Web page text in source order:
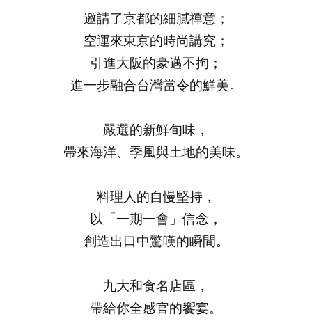
邀請了京都的細膩禪意；
空運來東京的時尚講究；
引進大阪的豪邁不拘；
進一步融合台灣當令的鮮美。
嚴選的新鮮旬味，
帶來海洋、季風與土地的美味。
料理人的自慢堅持，
以「一期一會」信念，
創造出口中驚嘆的瞬間。
九大和食名店區，
帶給你全感官的饗宴。